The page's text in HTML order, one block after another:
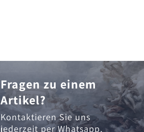
Fragen zu einem
Artikel?
Kontaktieren Sie uns
jederzeit perWhatsapp,